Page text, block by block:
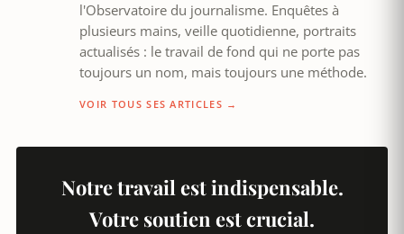
l'Observatoire du journalisme. Enquêtes à
plusieurs mains, veille quotidienne, portraits
actualisés : le travail de fond qui ne porte pas
toujours un nom, mais toujours une méthode.
VOIR TOUS SES ARTICLES →
Notre travail est indispensable.
Votre soutien est crucial.